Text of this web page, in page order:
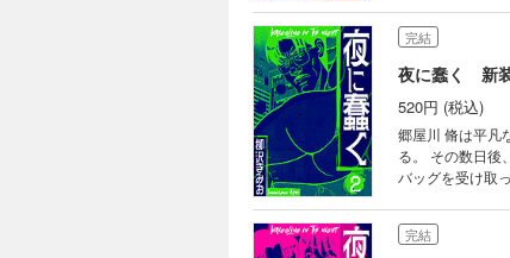
たのは、非の打ち所
第2話 説明 第3
完結
夜に蠢く 新
520円 (税込)
郷屋川 脩は平凡
る。 その数日
バッグを受け取った瞬間か
想を膨らませていた郷屋川は
話 契約愛人第
完結